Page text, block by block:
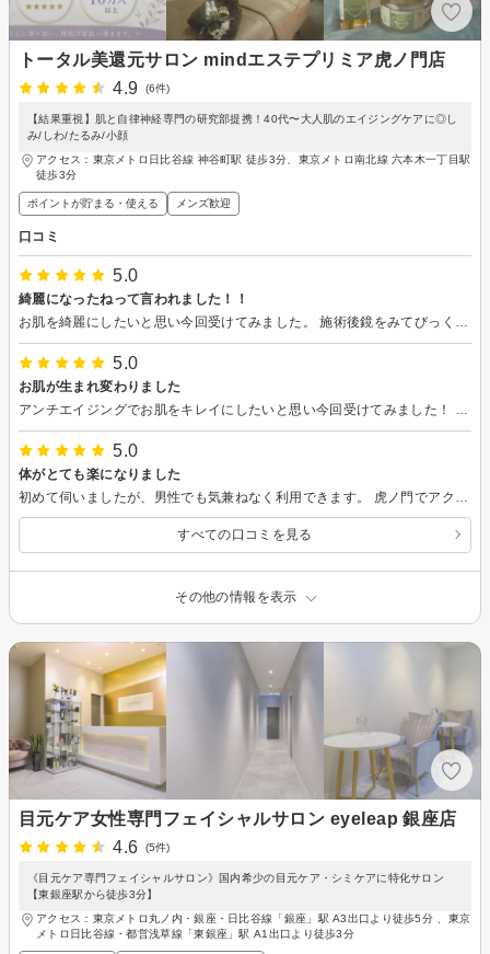
トータル美還元サロン mindエステプリミア虎ノ門店
4.9
(6件)
【結果重視】肌と自律神経専門の研究部提携！40代〜大人肌のエイジングケアに◎し
み/しわ/たるみ/小顔
アクセス：東京メトロ日比谷線 神谷町駅 徒歩3分、東京メトロ南北線 六本木一丁目駅
徒歩3分
ポイントが貯まる・使える メンズ歓迎
口コミ
5.0
綺麗になったねって言われました！！
5.0
お肌が生まれ変わりました
5.0
体がとても楽になりました
すべての口コミを見る
その他の情報を表示
目元ケア女性専門フェイシャルサロン eyeleap 銀座店
4.6
(5件)
《目元ケア専門フェイシャルサロン》国内希少の目元ケア・シミケアに特化サロン
【東銀座駅から徒歩3分】
アクセス：東京メトロ丸ノ内・銀座・日比谷線「銀座」駅 A3出口より徒歩5分 、東京
メトロ日比谷線・都営浅草線「東銀座」駅 A1出口より徒歩3分